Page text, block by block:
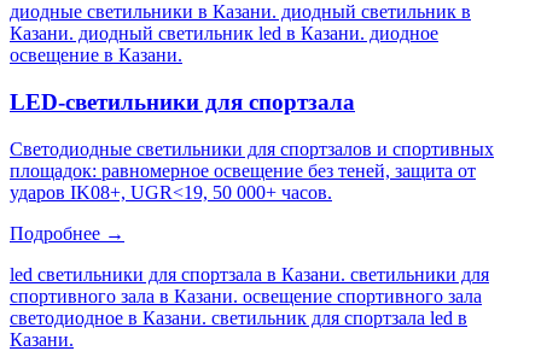
диодные светильники в Казани. диодный светильник в
Казани. диодный светильник led в Казани. диодное
освещение в Казани.
LED-светильники для спортзала
Светодиодные светильники для спортзалов и спортивных
площадок: равномерное освещение без теней, защита от
ударов IK08+, UGR<19, 50 000+ часов.
Подробнее →
led светильники для спортзала в Казани. светильники для
спортивного зала в Казани. освещение спортивного зала
светодиодное в Казани. светильник для спортзала led в
Казани.